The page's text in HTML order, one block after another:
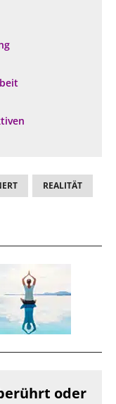
REALITÄT
oder